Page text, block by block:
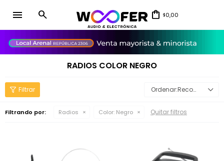
menu $0,00
RADIOS COLOR NEGRO
Recomendados
Filtrando por: Radios Color: Negro Quitar filtros
close